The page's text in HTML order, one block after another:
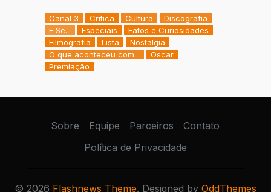
Canal 3 Crítica Cultura
Discografia
E Se...
Especiais
Fatos e Curiosidades
Filmografia
Lista
Nostalgia
O que aconteceu com...
Oscar
Premiação
Sobre Equipe Parceiros
Contato
Política de Privacidade
© 2026 Flashnews Theme. Designed by OddThemes